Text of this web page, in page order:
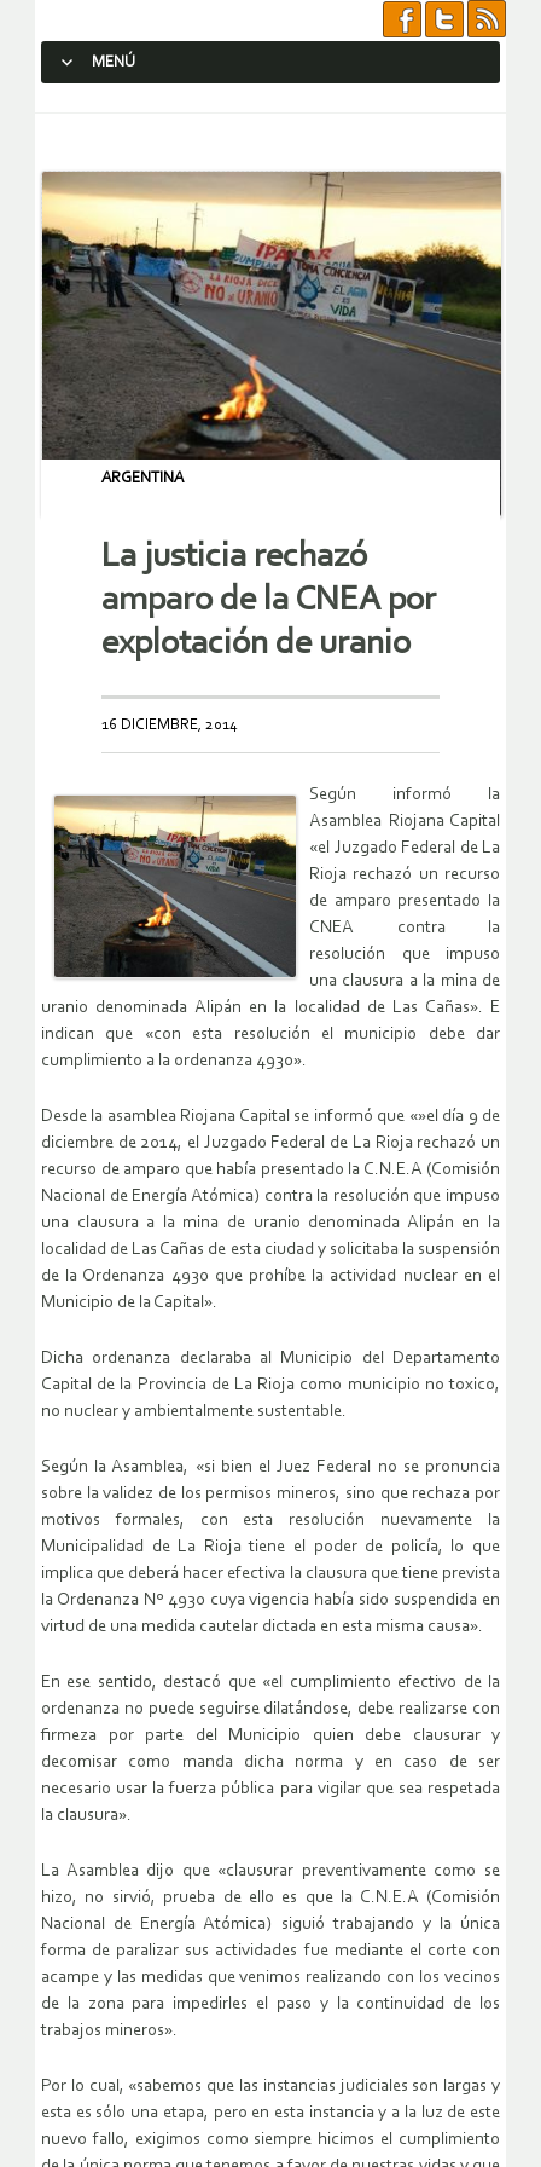
MENÚ
ARGENTINA
La justicia rechazó
amparo de la CNEA por
explotación de uranio
16 DICIEMBRE, 2014
Según informó la
Asamblea Riojana Capital
«el Juzgado Federal de La
Rioja rechazó un recurso
de amparo presentado la
CNEA contra la
resolución que impuso
una clausura a la mina de
uranio denominada Alipán en la localidad de Las Cañas». E
indican que «con esta resolución el municipio debe dar
cumplimiento a la ordenanza 4930».
Desde la asamblea Riojana Capital se informó que «»el día 9 de
diciembre de 2014, el Juzgado Federal de La Rioja rechazó un
recurso de amparo que había presentado la C.N.E.A (Comisión
Nacional de Energía Atómica) contra la resolución que impuso
una clausura a la mina de uranio denominada Alipán en la
localidad de Las Cañas de esta ciudad y solicitaba la suspensión
de la Ordenanza 4930 que prohíbe la actividad nuclear en el
Municipio de la Capital».
Dicha ordenanza declaraba al Municipio del Departamento
Capital de la Provincia de La Rioja como municipio no toxico,
no nuclear y ambientalmente sustentable.
Según la Asamblea, «si bien el Juez Federal no se pronuncia
sobre la validez de los permisos mineros, sino que rechaza por
motivos formales, con esta resolución nuevamente la
Municipalidad de La Rioja tiene el poder de policía, lo que
implica que deberá hacer efectiva la clausura que tiene prevista
la Ordenanza Nº 4930 cuya vigencia había sido suspendida en
virtud de una medida cautelar dictada en esta misma causa».
En ese sentido, destacó que «el cumplimiento efectivo de la
ordenanza no puede seguirse dilatándose, debe realizarse con
firmeza por parte del Municipio quien debe clausurar y
decomisar como manda dicha norma y en caso de ser
necesario usar la fuerza pública para vigilar que sea respetada
la clausura».
La Asamblea dijo que «clausurar preventivamente como se
hizo, no sirvió, prueba de ello es que la C.N.E.A (Comisión
Nacional de Energía Atómica) siguió trabajando y la única
forma de paralizar sus actividades fue mediante el corte con
acampe y las medidas que venimos realizando con los vecinos
de la zona para impedirles el paso y la continuidad de los
trabajos mineros».
Por lo cual, «sabemos que las instancias judiciales son largas y
esta es sólo una etapa, pero en esta instancia y a la luz de este
nuevo fallo, exigimos como siempre hicimos el cumplimiento